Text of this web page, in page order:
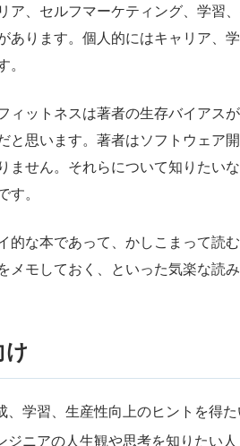
ア、セルフマーケティング、学習
あります。個人的にはキャリア、
ィットネスは著者の生存バイアス
と思います。著者はソフトウェア
ません。それらについて知りたい
す。
的な本であって、かしこまって読
メモしておく、といった気楽な読み
け
、学習、生産性向上のヒントを得
ジニアの人生観や思考を知りたい人